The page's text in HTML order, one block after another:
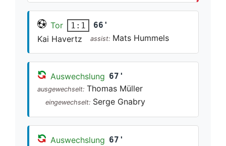
Tor 1:1 66'
Kai Havertz assist: Mats Hummels
Auswechslung 67'
ausgewechselt: Thomas Müller
eingewechselt: Serge Gnabry
Auswechslung 67'